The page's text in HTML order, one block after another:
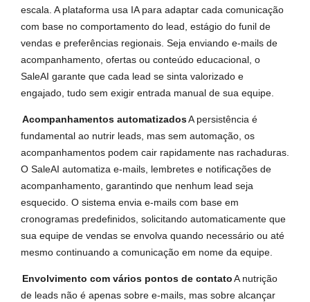
escala. A plataforma usa IA para adaptar cada comunicação
com base no comportamento do lead, estágio do funil de
vendas e preferências regionais. Seja enviando e-mails de
acompanhamento, ofertas ou conteúdo educacional, o
SaleAI garante que cada lead se sinta valorizado e
engajado, tudo sem exigir entrada manual de sua equipe.
Acompanhamentos automatizadosA persistência é
fundamental ao nutrir leads, mas sem automação, os
acompanhamentos podem cair rapidamente nas rachaduras.
O SaleAI automatiza e-mails, lembretes e notificações de
acompanhamento, garantindo que nenhum lead seja
esquecido. O sistema envia e-mails com base em
cronogramas predefinidos, solicitando automaticamente que
sua equipe de vendas se envolva quando necessário ou até
mesmo continuando a comunicação em nome da equipe.
Envolvimento com vários pontos de contatoA nutrição
de leads não é apenas sobre e-mails, mas sobre alcançar